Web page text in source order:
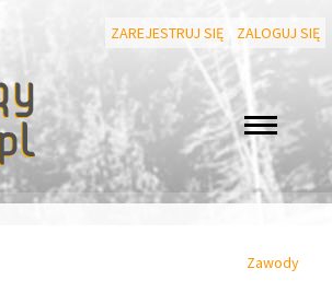
ZAREJESTRUJ SIĘ ZALOGUJ SIĘ
Zawody